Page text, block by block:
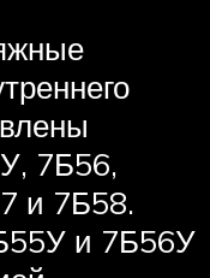
7Б56,
и 7Б58.
и 7Б56У